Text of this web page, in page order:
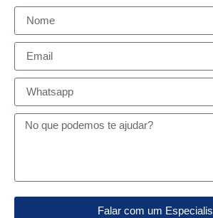
Falar com um